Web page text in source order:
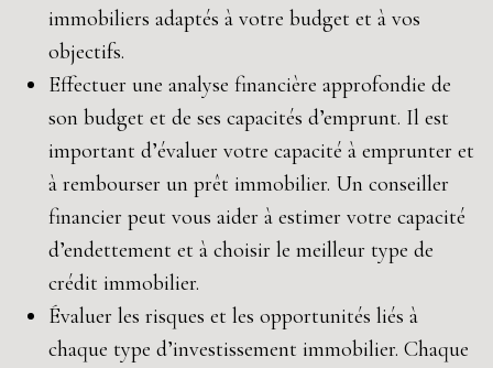
immobiliers adaptés à votre budget et à vos
objectifs.
Effectuer une analyse financière approfondie de
son budget et de ses capacités d’emprunt. Il est
important d’évaluer votre capacité à emprunter et
à rembourser un prêt immobilier. Un conseiller
financier peut vous aider à estimer votre capacité
d’endettement et à choisir le meilleur type de
crédit immobilier.
Évaluer les risques et les opportunités liés à
chaque type d’investissement immobilier. Chaque